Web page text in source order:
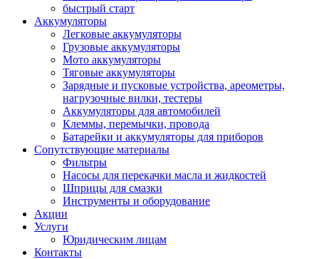
быстрый старт
Аккумуляторы
Легковые аккумуляторы
Грузовые аккумуляторы
Мото аккумуляторы
Тяговые аккумуляторы
Зарядные и пусковые устройства, ареометры,
нагрузочные вилки, тестеры
Аккумуляторы для автомобилей
Клеммы, перемычки, провода
Батарейки и аккумуляторы для приборов
Сопутствующие материалы
Фильтры
Насосы для перекачки масла и жидкостей
Шприцы для смазки
Инструменты и оборудование
Акции
Услуги
Юридическим лицам
Контакты